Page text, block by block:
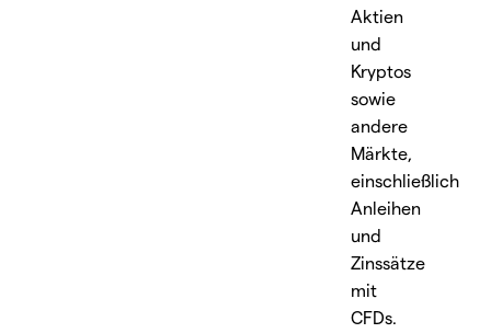
Aktien
und
Kryptos
sowie
andere
Märkte,
einschließlich
Anleihen
und
Zinssätze
mit
CFDs.